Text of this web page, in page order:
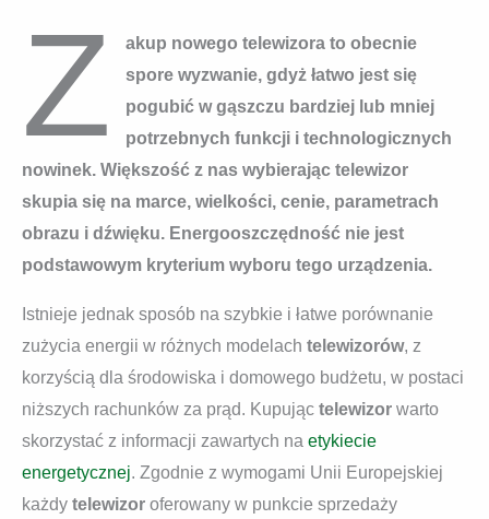
Z
akup nowego telewizora to obecnie
spore wyzwanie, gdyż łatwo jest się
pogubić w gąszczu bardziej lub mniej
potrzebnych funkcji i technologicznych
nowinek. Większość z nas wybierając telewizor
skupia się na marce, wielkości, cenie, parametrach
obrazu i dźwięku. Energooszczędność nie jest
podstawowym kryterium wyboru tego urządzenia.
Istnieje jednak sposób na szybkie i łatwe porównanie
zużycia energii w różnych modelach telewizorów, z
korzyścią dla środowiska i domowego budżetu, w postaci
niższych rachunków za prąd. Kupując telewizor warto
skorzystać z informacji zawartych na etykiecie
energetycznej. Zgodnie z wymogami Unii Europejskiej
każdy telewizor oferowany w punkcie sprzedaży